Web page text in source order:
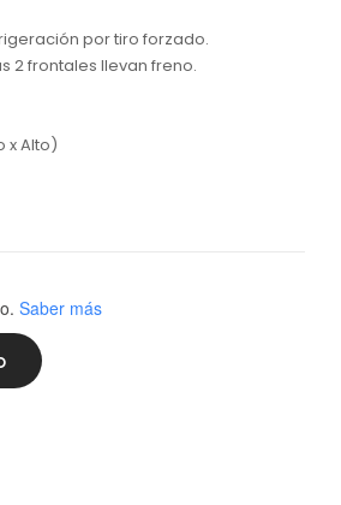
por tiro forzado.
2 frontales llevan freno.
x Alto)
Saber más